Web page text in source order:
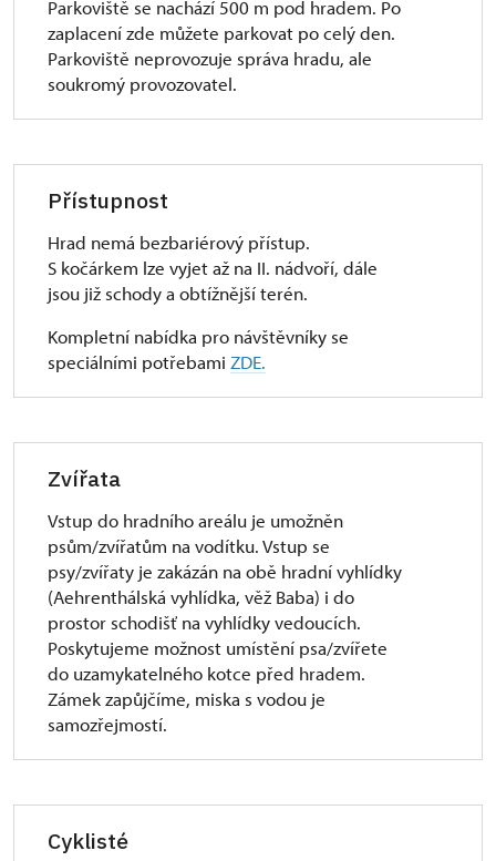
Parkoviště se nachází 500 m pod hradem. Po
zaplacení zde můžete parkovat po celý den.
Parkoviště neprovozuje správa hradu, ale
soukromý provozovatel.
Přístupnost
Hrad nemá bezbariérový přístup.
S kočárkem lze vyjet až na II. nádvoří, dále
jsou již schody a obtížnější terén.
Kompletní nabídka pro návštěvníky se
speciálními potřebami ZDE.
Zvířata
Vstup do hradního areálu je umožněn
psům/zvířatům na vodítku. Vstup se
psy/zvířaty je zakázán na obě hradní vyhlídky
(Aehrenthálská vyhlídka, věž Baba) i do
prostor schodišť na vyhlídky vedoucích.
Poskytujeme možnost umístění psa/zvířete
do uzamykatelného kotce před hradem.
Zámek zapůjčíme, miska s vodou je
samozřejmostí.
Cyklisté